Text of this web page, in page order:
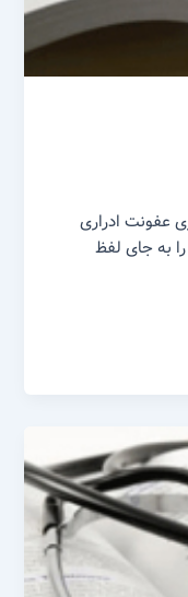
عفونت ادراری
به جای لفظ